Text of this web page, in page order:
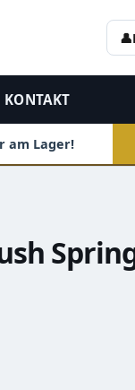
👤
KONTAKT
am Lager!